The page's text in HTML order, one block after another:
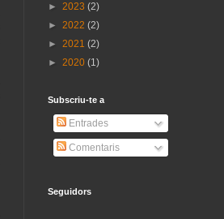
► 2023 (2)
► 2022 (2)
► 2021 (2)
► 2020 (1)
Subscriu-te a
Entrades
Comentaris
Seguidors